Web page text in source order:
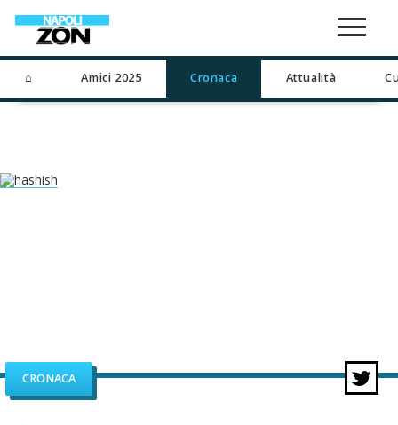
⌂ Amici 2025 Cronaca Attualità
CRONACA